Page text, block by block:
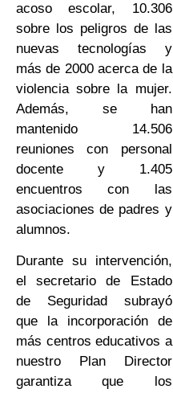
acoso escolar, 10.306
sobre los peligros de las
nuevas tecnologías y
más de 2000 acerca de la
violencia sobre la mujer.
Además, se han
mantenido 14.506
reuniones con personal
docente y 1.405
encuentros con las
asociaciones de padres y
alumnos.
Durante su intervención,
el secretario de Estado
de Seguridad subrayó
que la incorporación de
más centros educativos a
nuestro Plan Director
garantiza que los